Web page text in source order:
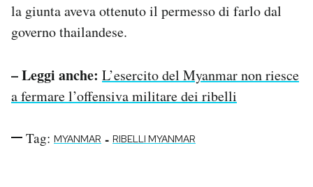
la giunta aveva ottenuto il permesso di farlo dal
governo thailandese.
– Leggi anche: L’esercito del Myanmar non riesce
a fermare l’offensiva militare dei ribelli
Tag: MYANMAR - RIBELLI MYANMAR